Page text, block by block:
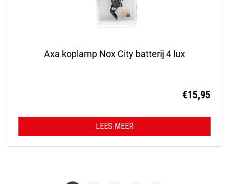
Axa koplamp Nox City batterij 4 lux
€15,95
LEES MEER